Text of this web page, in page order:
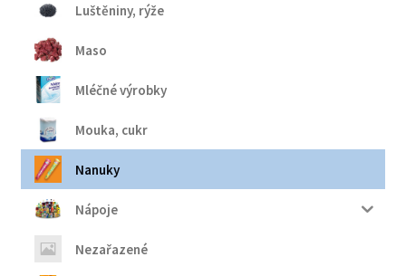
Luštěniny, rýže
Maso
Mléčné výrobky
Mouka, cukr
Nanuky
Nápoje
Nezařazené